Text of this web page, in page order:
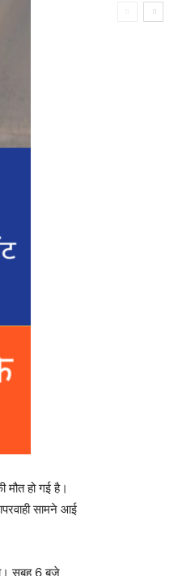
हो गई है।
सामने आई
सुबह 6 बजे